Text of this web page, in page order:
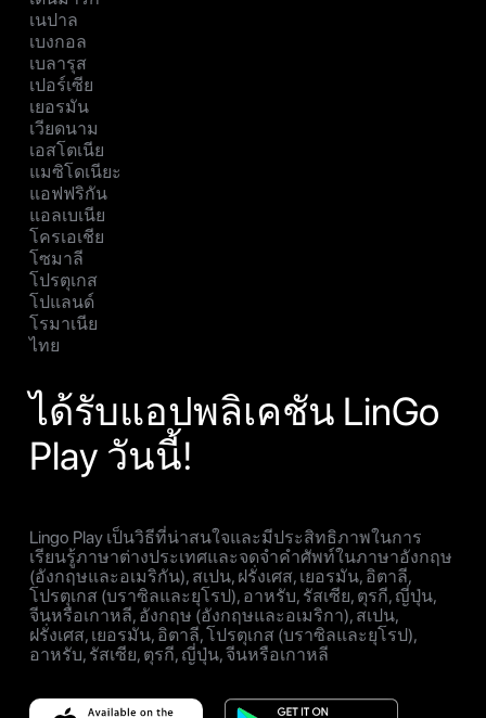
เนปาล
เบงกอล
เบลารุส
เปอร์เซีย
เยอรมัน
เวียดนาม
เอสโตเนีย
แมซิโดเนียะ
แอฟฟริกัน
แอลเบเนีย
โครเอเชีย
โซมาลี
โปรตุเกส
โปแลนด์
โรมาเนีย
ไทย
ได้รับแอปพลิเคชัน LinGo
Play วันนี้!
Lingo Play เป็นวิธีที่น่าสนใจและมีประสิทธิภาพในการ
เรียนรู้ภาษาต่างประเทศและจดจำคำศัพท์ในภาษาอังกฤษ
(อังกฤษและอเมริกัน), สเปน, ฝรั่งเศส, เยอรมัน, อิตาลี,
โปรตุเกส (บราซิลและยุโรป), อาหรับ, รัสเซีย, ตุรกี, ญี่ปุ่น,
จีนหรือเกาหลี, อังกฤษ (อังกฤษและอเมริกา), สเปน,
ฝรั่งเศส, เยอรมัน, อิตาลี, โปรตุเกส (บราซิลและยุโรป),
อาหรับ, รัสเซีย, ตุรกี, ญี่ปุ่น, จีนหรือเกาหลี